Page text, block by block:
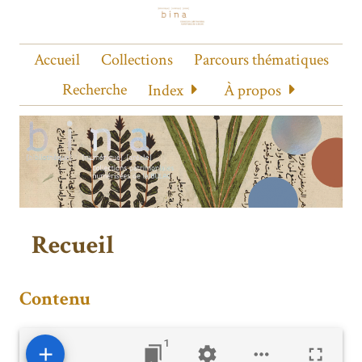
Accueil Collections
Parcours thématiques
Recherche
Index À propos
Recueil
Contenu
1